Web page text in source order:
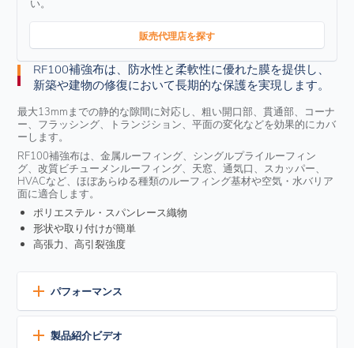
い。
販売代理店を探す
RF100補強布は、防水性と柔軟性に優れた膜を提供し、
新築や建物の修復において長期的な保護を実現します。
最大13mmまでの静的な隙間に対応し、粗い開口部、貫通部、コーナ
ー、フラッシング、トランジション、平面の変化などを効果的にカバ
ーします。
RF100補強布は、金属ルーフィング、シングルプライルーフィン
グ、改質ビチューメンルーフィング、天窓、通気口、スカッパー、
HVACなど、ほぼあらゆる種類のルーフィング基材や空気・水バリア
面に適合します。
ポリエステル・スパンレース織物
形状や取り付けが簡単
高張力、高引裂強度
パフォーマンス
長寿命製品紹介ビデオ